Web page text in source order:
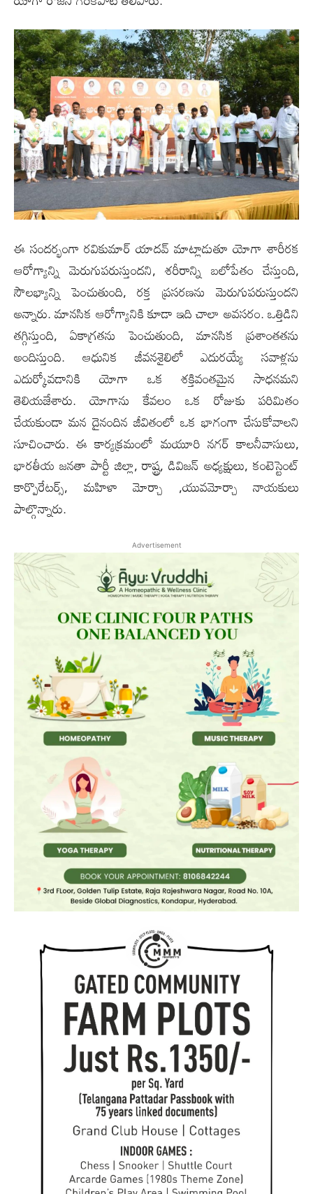
ఈ సందర్భంగా రవికుమార్ యాదవ్ మాట్లాడుతూ యోగా శారీరక
ఆరోగ్యాన్ని మెరుగుపరుస్తుంద‌ని, శరీరాన్ని బలోపేతం చేస్తుంది,
సౌలభ్యాన్ని పెంచుతుంది, రక్త ప్రసరణను మెరుగుపరుస్తుంద‌ని
అన్నారు. మానసిక ఆరోగ్యానికి కూడా ఇది చాలా అవసరం. ఒత్తిడిని
తగ్గిస్తుంది, ఏకాగ్రతను పెంచుతుంది, మానసిక ప్రశాంతతను
అందిస్తుంది. ఆధునిక జీవనశైలిలో ఎదురయ్యే సవాళ్లను
ఎదుర్కోవడానికి యోగా ఒక శక్తివంతమైన సాధనమని
తెలియజేశారు. యోగాను కేవలం ఒక రోజుకు పరిమితం
చేయకుండా మన దైనందిన జీవితంలో ఒక భాగంగా చేసుకోవాలని
సూచించారు. ఈ కార్యక్రమంలో మయూరి నగర్ కాలనీవాసులు,
భారతీయ జనతా పార్టీ జిల్లా, రాష్ట్ర, డివిజన్ అధ్యక్షులు, కంటెస్టెంట్
కార్పొరేటర్స్, మహిళా మోర్చా ,యువమోర్చా నాయకులు
పాల్గొన్నారు.
Advertisement